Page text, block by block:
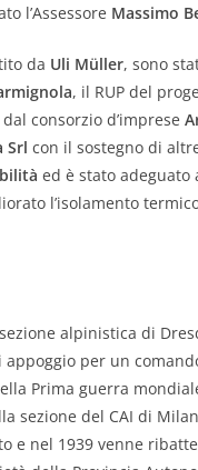
l’Assessore Massimo
da Uli Müller, sono
, il RUP del
consorzio d’imprese
Srl con il sostegno di
ed è stato
l’isolamento
alpinistica di
per un
Prima guerra
sezione del CAI di
e nel 1939 venne